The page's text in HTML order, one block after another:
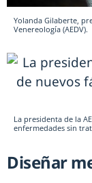
Yolanda Gilaberte,
Venereología (AEDV).
La presidenta de la
enfermedades sin
Diseñar